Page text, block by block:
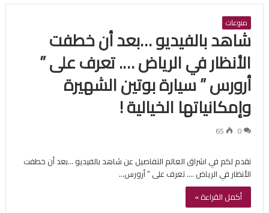
منوعات
شاهد بالفيديو …بعد أن خطفت
الأنظار في الرياض …. تعرف على ”
أرورس ” سيارة بوتين الشهيرة
وإمكانياتها الخيالية !
0
65
نقدم لكم في اشراق العالم التفاصيل عن شاهد بالفيديو …بعد أن خطفت
الأنظار في الرياض …. تعرف على ” أرورس…
أكمل القراءة »